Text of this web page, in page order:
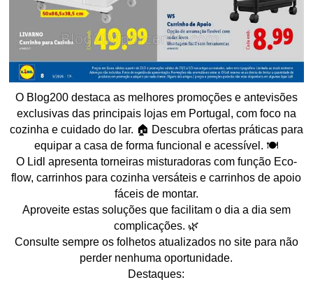
O Blog200 destaca as melhores promoções e antevisões
exclusivas das principais lojas em Portugal, com foco na
cozinha e cuidado do lar. 🏠 Descubra ofertas práticas para
equipar a casa de forma funcional e acessível. 🍽️
O Lidl apresenta torneiras misturadoras com função Eco-
flow, carrinhos para cozinha versáteis e carrinhos de apoio
fáceis de montar.
Aproveite estas soluções que facilitam o dia a dia sem
complicações. 🌿
Consulte sempre os folhetos atualizados no site para não
perder nenhuma oportunidade.
Destaques: